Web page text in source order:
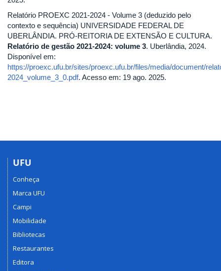
Relatório PROEXC 2021-2024 - Volume 3 (deduzido pelo
contexto e sequência) UNIVERSIDADE FEDERAL DE
UBERLÂNDIA. PRÓ-REITORIA DE EXTENSÃO E CULTURA.
Relatório de gestão 2021-2024: volume 3. Uberlândia, 2024.
Disponível em:
https://proexc.ufu.br/sites/proexc.ufu.br/files/media/document/
2024_volume_3_0.pdf. Acesso em: 19 ago. 2025.
UFU
Conheça
Marca UFU
Campi
Mobilidade
Bibliotecas
Restaurantes
Editora